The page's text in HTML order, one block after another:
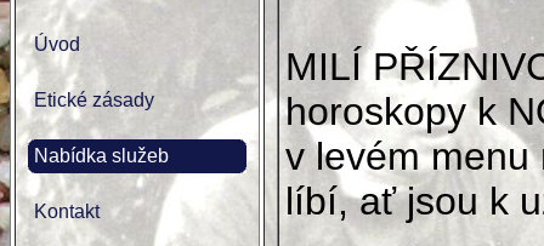
Úvod
Etické zásady
Nabídka služeb
Kontakt
MILÍ
horoskopy k
v levém menu
líbí, ať jsou k